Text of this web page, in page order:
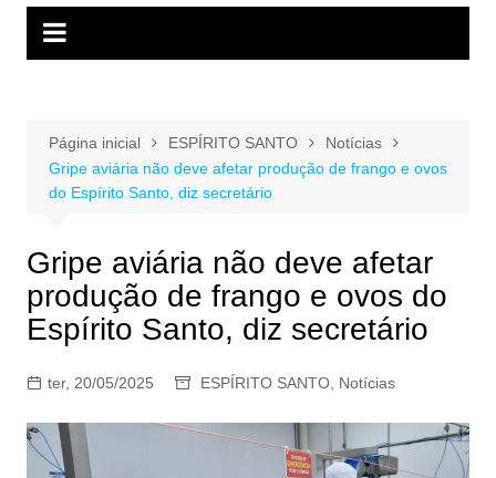
Página inicial ESPÍRITO SANTO
Notícias
Gripe aviária não deve afetar produção de frango e ovos
do Espírito Santo, diz secretário
Gripe aviária não deve afetar
produção de frango e ovos do
Espírito Santo, diz secretário
ter, 20/05/2025 ESPÍRITO SANTO, Notícias